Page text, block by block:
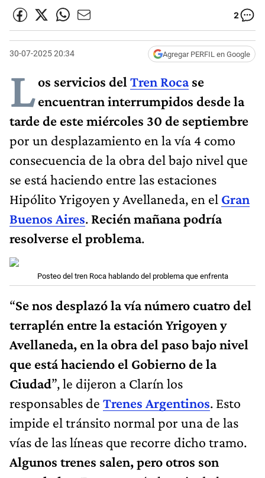
2
30-07-2025 20:34 Agregar PERFIL en Google
Los servicios del Tren Rocase
encuentran interrumpidos desde la
tarde de este miércoles 30 de septiembre
por un desplazamiento en la vía 4 como
consecuencia de la obra del bajo nivel que
se está haciendo entre las estaciones
Hipólito Yrigoyen y Avellaneda, en el Gran
Buenos Aires. Recién mañana podría
resolverse el problema.
Posteo del tren Roca hablando del problema que enfrenta
“Se nos desplazó la vía número cuatro del
terraplén entre la estación Yrigoyen y
Avellaneda, en la obra del paso bajo nivel
que está haciendo el Gobierno de la
Ciudad”, le dijeron a Clarín los
responsables de Trenes Argentinos. Esto
impide el tránsito normal por una de las
vías de las líneas que recorre dicho tramo.
Algunos trenes salen, pero otros son